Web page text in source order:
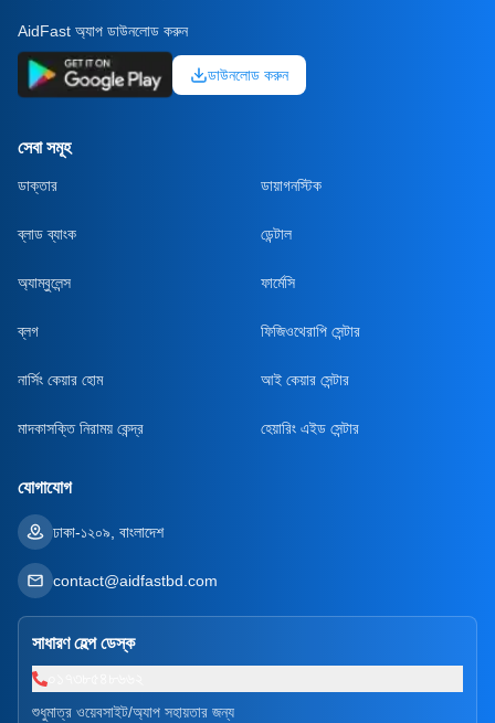
AidFast অ্যাপ ডাউনলোড করুন
ডাউনলোড করুন
সেবা সমূহ
ডাক্তার ডায়াগনস্টিক
ব্লাড ব্যাংক ডেন্টাল
অ্যাম্বুলেন্স ফার্মেসি
ব্লগ ফিজিওথেরাপি সেন্টার
নার্সিং কেয়ার হোম আই কেয়ার সেন্টার
মাদকাসক্তি নিরাময় কেন্দ্র হেয়ারিং এইড সেন্টার
যোগাযোগ
ঢাকা-১২০৯, বাংলাদেশ
contact@aidfastbd.com
সাধারণ হেল্প ডেস্ক
শুধুমাত্র ওয়েবসাইট/অ্যাপ সহায়তার জন্য